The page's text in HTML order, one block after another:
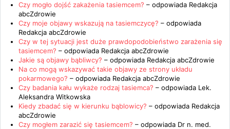
Czy mogło dojść zakażenia tasiemcem? – odpowiada Redakcja
abcZdrowie
Czy moje objawy wskazują na tasiemczycę? – odpowiada
Redakcja abcZdrowie
Czy w tej sytuacji jest duże prawdopodobieństwo zarażenia się
tasiemcem? – odpowiada Redakcja abcZdrowie
Jakie są objawy bąbliwcy? – odpowiada Redakcja abcZdrowie
Na co mogą wskazywać takie objawy ze strony układu
pokarmowego? – odpowiada Redakcja abcZdrowie
Czy badania kału wykaże rodzaj tasiemca? – odpowiada Lek.
Aleksandra Witkowska
Kiedy zbadać się w kierunku bąblowicy? – odpowiada Redakcja
abcZdrowie
Czy mogłem zarazić się tasiemcem? – odpowiada Dr n. med.